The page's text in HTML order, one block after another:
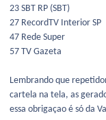
23 SBT RP (SBT)
27 RecordTV Interior SP
47 Rede Super
57 TV Gazeta
Lembrando que
cartela na tela, as
essa obrigaçao é só da